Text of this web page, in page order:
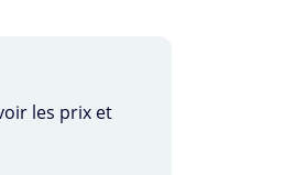
les prix et